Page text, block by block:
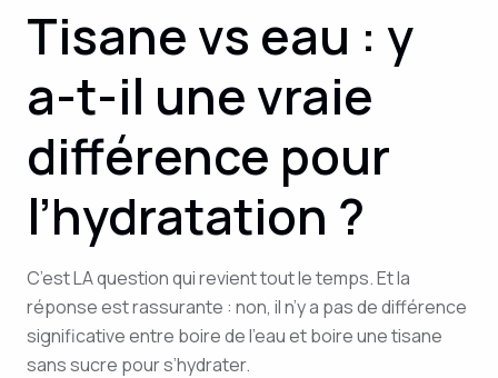
Tisane vs eau : y
a-t-il une vraie
différence pour
l’hydratation ?
C’est LA question qui revient tout le temps. Et la
réponse est rassurante : non, il n’y a pas de différence
significative entre boire de l’eau et boire une tisane
sans sucre pour s’hydrater.